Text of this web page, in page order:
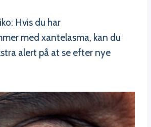
Hvis du har
med xantelasma, kan du
alert på at se efter nye